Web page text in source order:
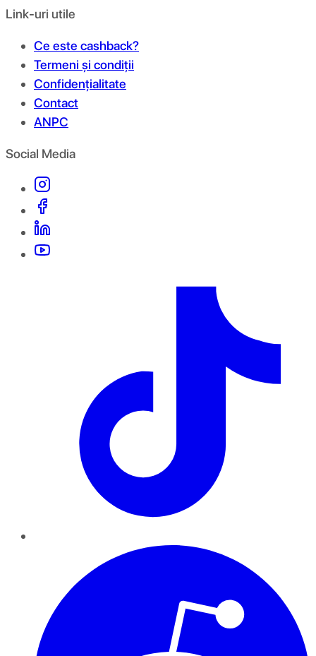
Link-uri utile
Ce este cashback?
Termeni și condiții
Confidențialitate
Contact
ANPC
Social Media